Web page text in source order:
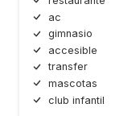
ac
gimnasio
accesible
transfer
mascotas
club infantil